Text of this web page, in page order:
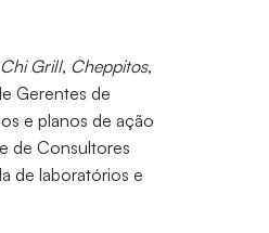
Grill, Cheppitos,
Gerentes de
e planos de ação
de Consultores
de laboratórios e